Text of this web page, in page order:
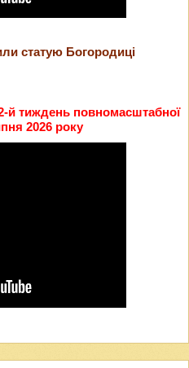
статую Богородиці
й тиждень повномасштабної
2026 року